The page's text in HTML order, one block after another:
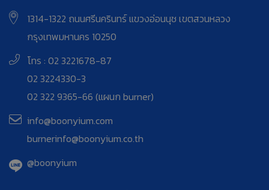
1314-1322 ถนนศรีนครินทร์ แขวงอ่อนนุช เขตสวนหลวง
กรุงเทพมหานคร 10250
โทร : 02 3221678-87
02 3224330-3
02 322 9365-66 (แผนก burner)
info@boonyium.com
burnerinfo@boonyium.co.th
@boonyium